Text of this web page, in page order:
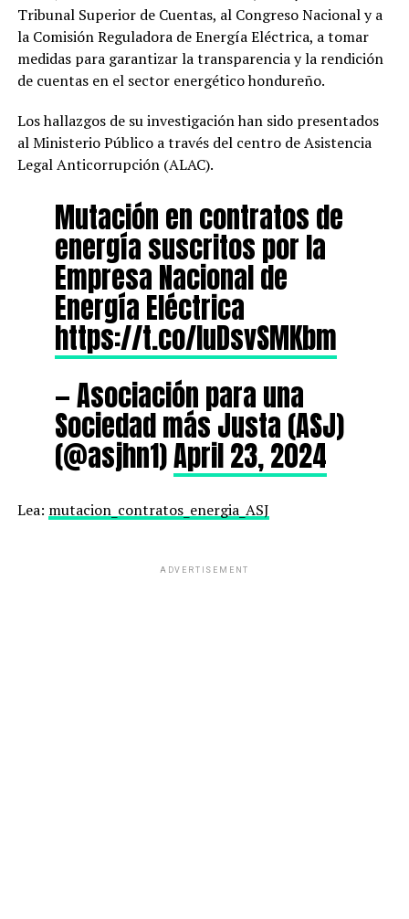
Tribunal Superior de Cuentas, al Congreso Nacional y a
la Comisión Reguladora de Energía Eléctrica, a tomar
medidas para garantizar la transparencia y la rendición
de cuentas en el sector energético hondureño.
Los hallazgos de su investigación han sido presentados
al Ministerio Público a través del centro de Asistencia
Legal Anticorrupción (ALAC).
Mutación en contratos de
energía suscritos por la
Empresa Nacional de
Energía Eléctrica
https://t.co/IuDsvSMKbm
— Asociación para una
Sociedad más Justa (ASJ)
(@asjhn1)April 23, 2024
Lea: mutacion_contratos_energia_ASJ
ADVERTISEMENT